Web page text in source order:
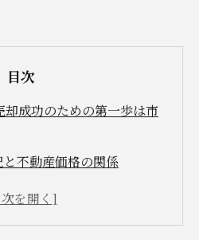
目次
却成功のための第一歩は市
不動産価格の関係
動態と不動産需要の変化